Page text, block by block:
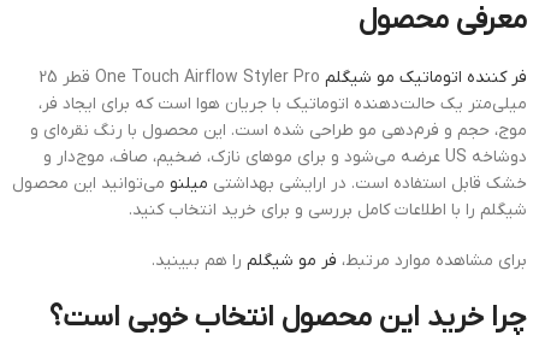
معرفی محصول
فر کننده اتوماتیک مو شیگلم
One Touch Airflow Styler Pro قطر 25
میلی‌متر یک حالت‌دهنده اتوماتیک با جریان هوا است که برای ایجاد فر،
موج، حجم و فرم‌دهی مو طراحی شده است. این محصول با رنگ نقره‌ای و
دوشاخه US عرضه می‌شود و برای موهای نازک، ضخیم، صاف، موج‌دار و
خشک قابل استفاده است. در ارایشی بهداشتی میلنو می‌توانید این محصول
شیگلم را با اطلاعات کامل بررسی و برای خرید انتخاب کنید.
برای مشاهده موارد مرتبط، فر مو شیگلم را هم ببینید.
چرا خرید این محصول انتخاب خوبی است؟